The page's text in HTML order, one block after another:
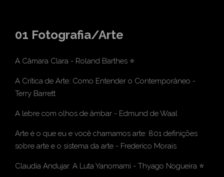
01 Fotografia/Arte
A Câmara Clara - Roland Barthes ⭐
A Crítica de Arte: Como Entender o Contemporâneo -
Terry Barrett
A lebre com olhos de âmbar - Edmund de Waal
Arte é o que eu e você chamamos arte: 801 definições
sobre arte e o sistema da arte - Frederico Morais
Claudia Andujar. A Luta Yanomami - Thyago Nogueira ⭐